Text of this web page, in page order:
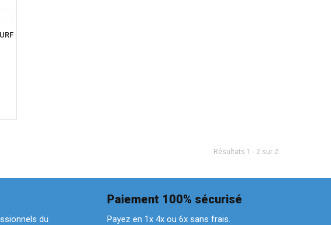
Résultats 1 - 2 sur 2.
du
Paiement 100% sécurisé
Payez en 1x 4x ou 6x sans frais.